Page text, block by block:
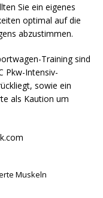
Sie ein eigenes
optimal auf die
abzustimmen.
Training sind
Pkw-Intensiv-
sowie ein
als Kaution um
Muskeln